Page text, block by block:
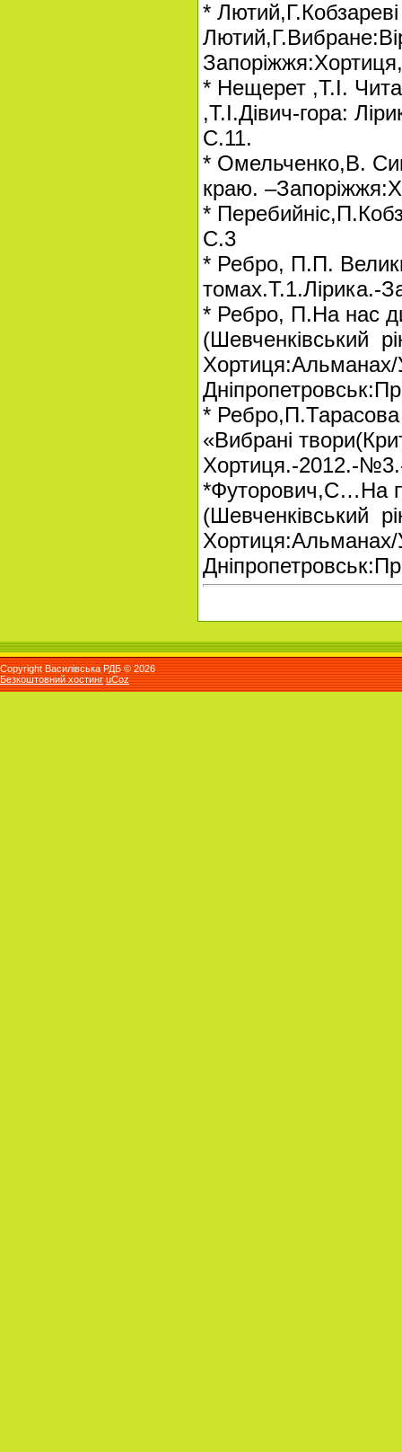
*
* Нещерет ,Т.І.
,Т.І.Дівич-гора:
С.11.
* Омельченко,В.
краю.
*
С.3
* Ребро, П.П.
томах.Т.1.Лірика.-
* Ребро, П.На нас
(Шевченківський
* Ребро,П.Тарасова
«Вибрані
Хортиця.-2012.-
*Футорович,С…На
(Шевченківський
Copyright Василівська РДБ © 2026
Безкоштовний хостинг uCoz